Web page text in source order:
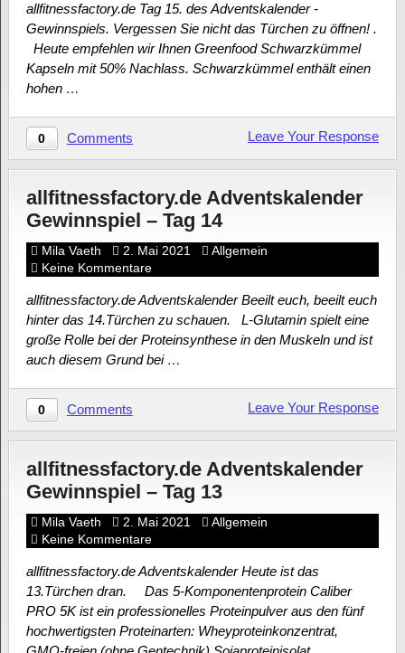
allfitnessfactory.de Tag 15. des Adventskalender -
Gewinnspiels. Vergessen Sie nicht das Türchen zu öffnen! .
Heute empfehlen wir Ihnen Greenfood Schwarzkümmel
Kapseln mit 50% Nachlass. Schwarzkümmel enthält einen
hohen …
0 Comments Leave Your Response
allfitnessfactory.de Adventskalender
Gewinnspiel – Tag 14
Mila Vaeth 2. Mai 2021
Allgemein
Keine Kommentare
allfitnessfactory.de Adventskalender Beeilt euch, beeilt euch
hinter das 14.Türchen zu schauen. L-Glutamin spielt eine
große Rolle bei der Proteinsynthese in den Muskeln und ist
auch diesem Grund bei …
0 Comments Leave Your Response
allfitnessfactory.de Adventskalender
Gewinnspiel – Tag 13
Mila Vaeth 2. Mai 2021
Allgemein
Keine Kommentare
allfitnessfactory.de Adventskalender Heute ist das
13.Türchen dran. Das 5-Komponentenprotein Caliber
PRO 5K ist ein professionelles Proteinpulver aus den fünf
hochwertigsten Proteinarten: Wheyproteinkonzentrat,